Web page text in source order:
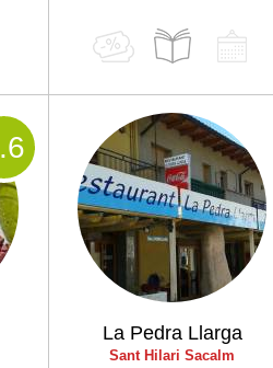
.6
La Pedra Llarga
Sant Hilari Sacalm